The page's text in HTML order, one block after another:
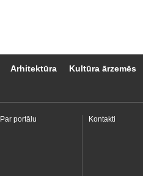
Arhitektūra Kultūra ārzemēs
Par portālu Kontakti